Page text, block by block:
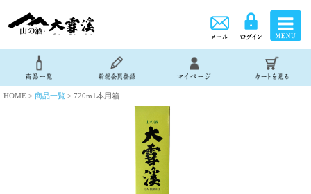
HOME > 商品一覧 > 720m1本用箱